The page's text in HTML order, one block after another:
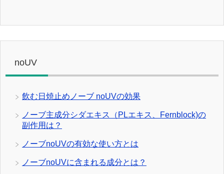
noUV
飲む日焼止めノーブ noUVの効果
ノーブ主成分シダエキス（PLエキス、Fernblock)の
副作用は？
ノーブnoUVの有効な使い方とは
ノーブnoUVに含まれる成分とは？